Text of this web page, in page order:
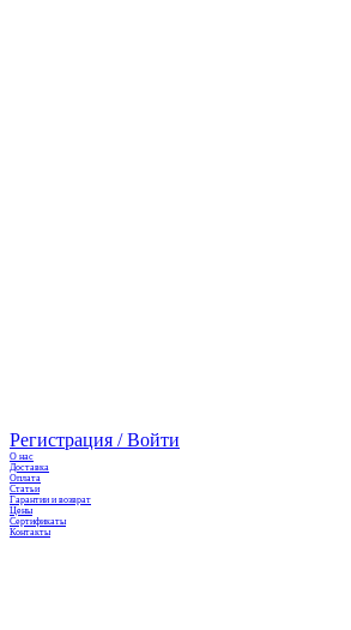
Регистрация / Войти
О нас
Доставка
Оплата
Cтатьи
Гарантии и возврат
Цены
Сертификаты
Контакты